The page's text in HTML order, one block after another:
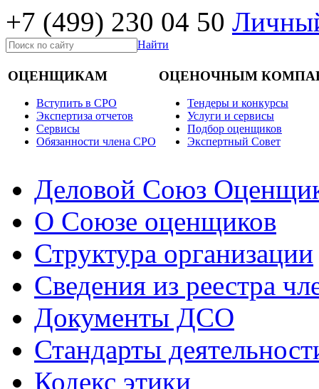
+7 (499) 230 04 50
Найти
ОЦЕНЩИКАМ
Вступить в СРО
Экспертиза отчетов
Cервисы
Обязанности члена СРО
ОЦЕНОЧНЫМ
Тендеры и конкурсы
Услуги и сервисы
Подбор оценщиков
Экспертный Совет
Деловой Союз
О Союзе оценщиков
Структура организации
Сведения из реестра
Документы ДСО
Стандарты
Кодекс этики